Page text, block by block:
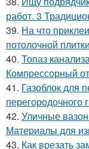
работ. 3
39. На что
потолочной плитки
40. Топаз
Компрессорный
41. Газоблок для
перегородочного
42. Уличные
Материалы для
43. Как врезать